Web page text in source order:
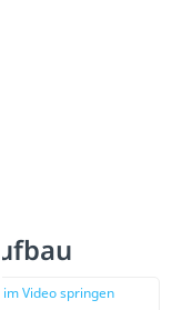
im Video springen